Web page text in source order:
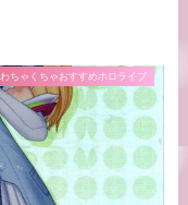
わちゃくちゃおすすめホロライブ